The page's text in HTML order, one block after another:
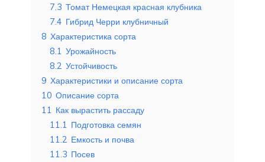
7.3 Томат Немецкая красная клубника
7.4 Гибрид Черри клубничный
8 Характеристика сорта
8.1 Урожайность
8.2 Устойчивость
9 Характеристики и описание сорта
10 Описание сорта
11 Как вырастить рассаду
11.1 Подготовка семян
11.2 Емкость и почва
11.3 Посев